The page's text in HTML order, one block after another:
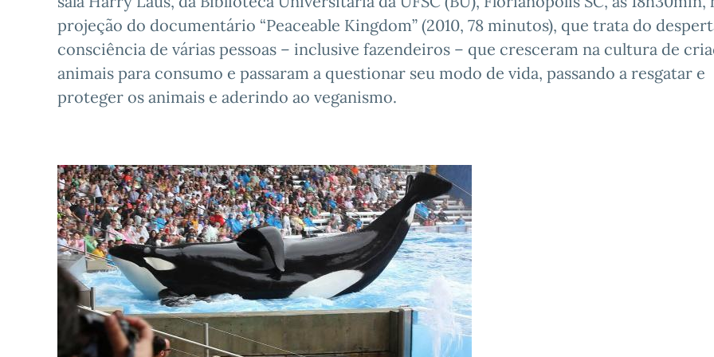
projeção do documentário “Peaceable Kingdom” (2010, 78 minutos), que trata do
consciência de várias pessoas – inclusive fazendeiros – que cresceram na cultura de
animais para consumo e passaram a questionar seu modo de vida, passando a resgatar e
proteger os animais e aderindo ao veganismo.